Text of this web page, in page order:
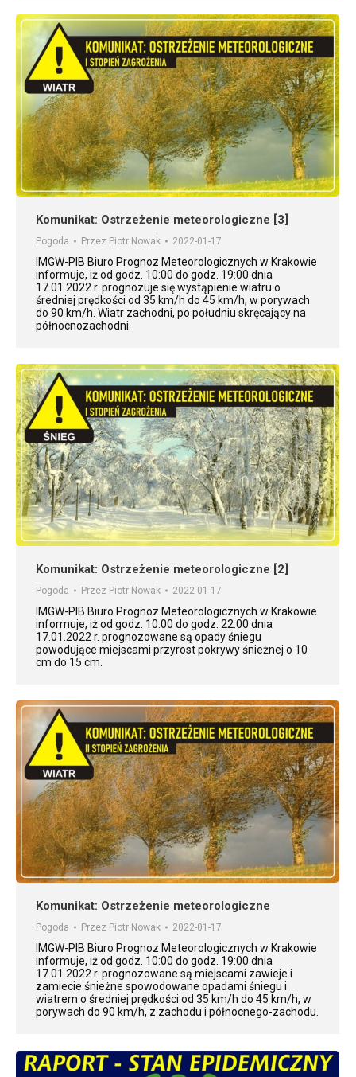
Komunikat: Ostrzeżenie meteorologiczne [3]
Pogoda Przez Piotr Nowak 2022-01-17
IMGW-PIB Biuro Prognoz Meteorologicznych w Krakowie
informuje, iż od godz. 10:00 do godz. 19:00 dnia
17.01.2022 r. prognozuje się wystąpienie wiatru o
średniej prędkości od 35 km/h do 45 km/h, w porywach
do 90 km/h. Wiatr zachodni, po południu skręcający na
północnozachodni.
Komunikat: Ostrzeżenie meteorologiczne [2]
Pogoda Przez Piotr Nowak 2022-01-17
IMGW-PIB Biuro Prognoz Meteorologicznych w Krakowie
informuje, iż od godz. 10:00 do godz. 22:00 dnia
17.01.2022 r. prognozowane są opady śniegu
powodujące miejscami przyrost pokrywy śnieżnej o 10
cm do 15 cm.
Komunikat: Ostrzeżenie meteorologiczne
Pogoda Przez Piotr Nowak 2022-01-17
IMGW-PIB Biuro Prognoz Meteorologicznych w Krakowie
informuje, iż od godz. 10:00 do godz. 19:00 dnia
17.01.2022 r. prognozowane są miejscami zawieje i
zamiecie śnieżne spowodowane opadami śniegu i
wiatrem o średniej prędkości od 35 km/h do 45 km/h, w
porywach do 90 km/h, z zachodu i północnego-zachodu.